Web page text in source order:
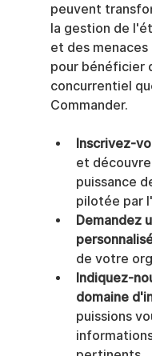
peuvent
la gestion de
et des
pour bénéficier
concurrentiel
Commander.
Inscrivez-
et
puissance
pilotée par
Demandez
de votre
Indiquez-
domaine
puissions